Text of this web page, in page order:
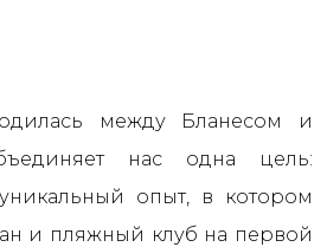
между Бланесом и
нас одна цель:
опыт, в котором
и пляжный клуб на первой